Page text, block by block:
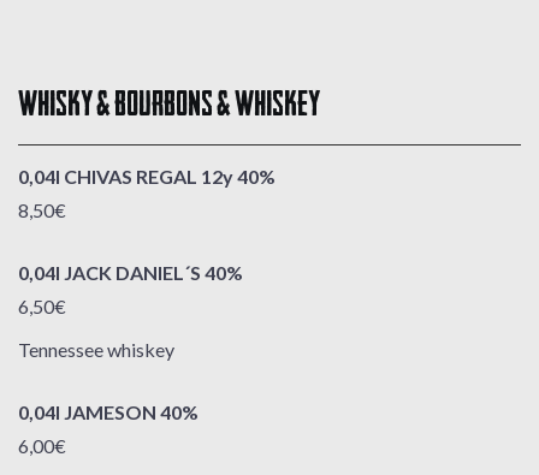
WHISKY & BOURBONS & WHISKEY
0,04l CHIVAS REGAL 12y 40%
8,50€
0,04l JACK DANIEL´S 40%
6,50€
Tennessee whiskey
0,04l JAMESON 40%
6,00€